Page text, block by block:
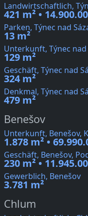
Landwirtschaftlich,
421 m² •
Parken, Týnec nad
13 m²
Unterkunft, Týnec nad
129 m²
Geschäft, Týnec nad
324 m²
Denkmal, Týnec nad
479 m²
Benešov
Unterkunft, Benešov,
1.878 m² •
Geschäft, Benešov,
230 m² •
Gewerblich, Benešov
3.781 m²
Chlum